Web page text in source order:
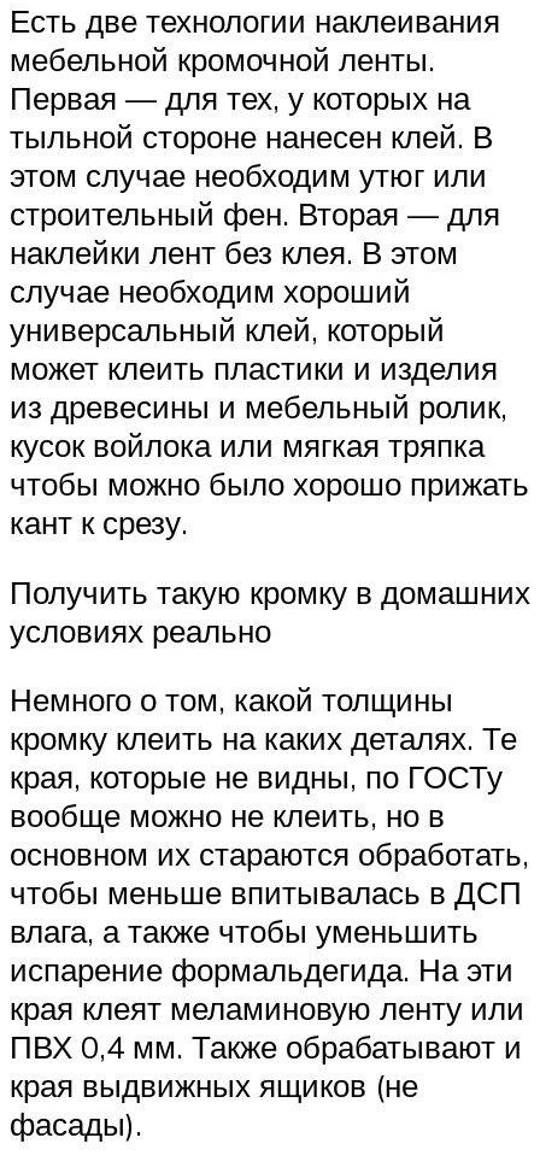
Есть две технологии наклеивания
мебельной кромочной ленты.
Первая — для тех, у которых на
тыльной стороне нанесен клей. В
этом случае необходим утюг или
строительный фен. Вторая — для
наклейки лент без клея. В этом
случае необходим хороший
универсальный клей, который
может клеить пластики и изделия
из древесины и мебельный ролик,
кусок войлока или мягкая тряпка
чтобы можно было хорошо прижать
кант к срезу.
Получить такую кромку в домашних
условиях реально
Немного о том, какой толщины
кромку клеить на каких деталях. Те
края, которые не видны, по ГОСТу
вообще можно не клеить, но в
основном их стараются обработать,
чтобы меньше впитывалась в ДСП
влага, а также чтобы уменьшить
испарение формальдегида. На эти
края клеят меламиновую ленту или
ПВХ 0,4 мм. Также обрабатывают и
края выдвижных ящиков (не
фасады).